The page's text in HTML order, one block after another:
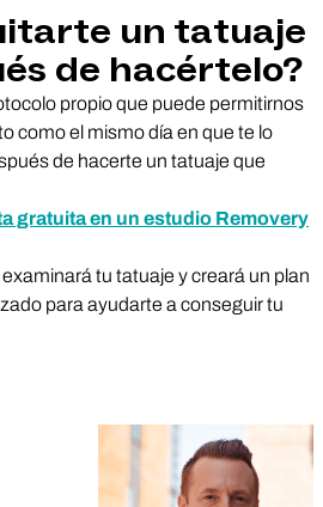
un tatuaje
de hacértelo?
propio que puede permitirnos
como el mismo día en que te lo
de hacerte un tatuaje que
gratuita en un estudio Removery
tu tatuaje y creará un plan
para ayudarte a conseguir tu